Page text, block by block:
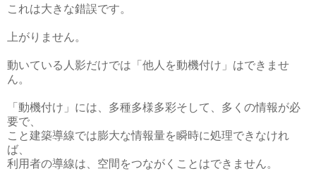
これは大きな錯誤です。
上がりません。
動いている人影だけでは「他人を動機付け」はできませ
ん。
「動機付け」には、多種多様多彩そして、多くの情報が必
要で、
こと建築導線では膨大な情報量を瞬時に処理できなけれ
ば、
利用者の導線は、空間をつながくことはできません。